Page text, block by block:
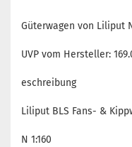
Güterwagen von Liliput
UVP vom Hersteller:
eschreibung
Liliput BLS Fans- &
N 1:160